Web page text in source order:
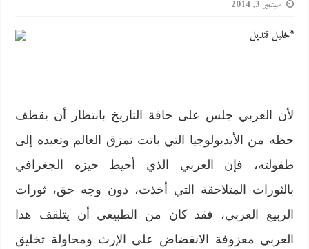
سبتمبر 3, 2014
*خليل قنديل
لأن العربي جلس على حافة التاريخ بانتظار أن يقطف
حظه من الأيديولوجيا التي باتت تمزق العالم وتعيده إلى
طفولته، فإن العربي الذي أحيط حيزه الجغرافي
بالثورات المتلاحقة التي أخذت، دون وجه حق، ثورات
الربيع العربي، فقد كان من الطبيعي أن يتلقف هذا
العربي معزوفة الانقضاض على الإرث ومحاولة تخليق